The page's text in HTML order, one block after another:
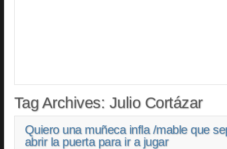
Tag Archives: Julio Cortázar
Quiero una muñeca infla /mable que
abrir la puerta para ir a jugar